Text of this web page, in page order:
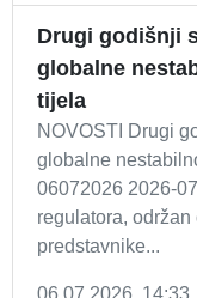
Drugi godišnji
globalne
tijela
NOVOSTI Drugi
globalne
06072026 2026-
regulatora,
predstavnike...
06.07.2026. 14:33